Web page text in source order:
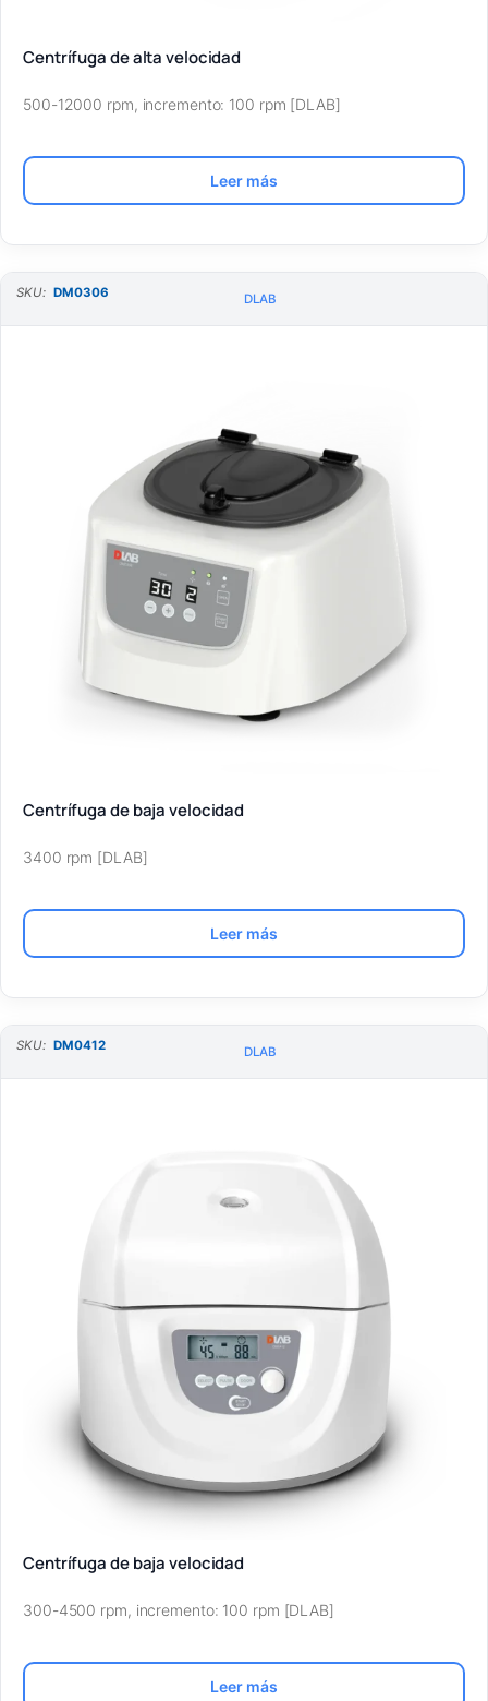
Centrífuga de alta velocidad
500-12000 rpm, incremento: 100 rpm [DLAB]
Leer más
SKU: DM0306 DLAB
Centrífuga de baja velocidad
3400 rpm [DLAB]
Leer más
SKU: DM0412 DLAB
Centrífuga de baja velocidad
300-4500 rpm, incremento: 100 rpm [DLAB]
Leer más